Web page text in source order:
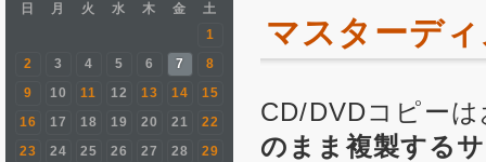
日 月 火 水 木 金
土
1
2
3 4 5 6 7
8
9
10 11 12 13 14
15
16
17 18 19 20 21
22
23
24 25 26 27 28
29
マスターデ
CD/DVDコピー
のまま複製する